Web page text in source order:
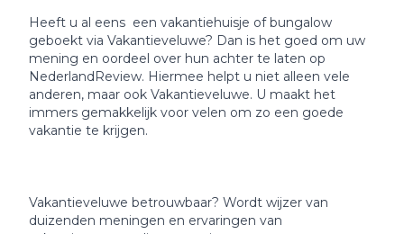
Heeft u al eens een vakantiehuisje of bungalow
geboekt via Vakantieveluwe? Dan is het goed om uw
mening en oordeel over hun achter te laten op
NederlandReview. Hiermee helpt u niet alleen vele
anderen, maar ook Vakantieveluwe. U maakt het
immers gemakkelijk voor velen om zo een goede
vakantie te krijgen.
Vakantieveluwe betrouwbaar? Wordt wijzer van
duizenden meningen en ervaringen van